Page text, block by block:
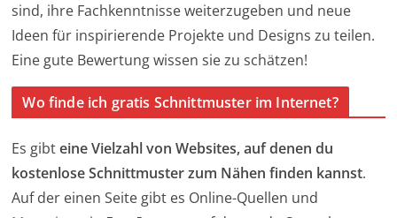
sind, ihre Fachkenntnisse weiterzugeben und neue
Ideen für inspirierende Projekte und Designs zu teilen.
Eine gute Bewertung wissen sie zu schätzen!
Wo finde ich gratis Schnittmuster im Internet?
Es gibteine Vielzahl von Websites, auf denen du
kostenlose Schnittmuster zum Nähen finden kannst.
Auf der einen Seite gibt es Online-Quellen und